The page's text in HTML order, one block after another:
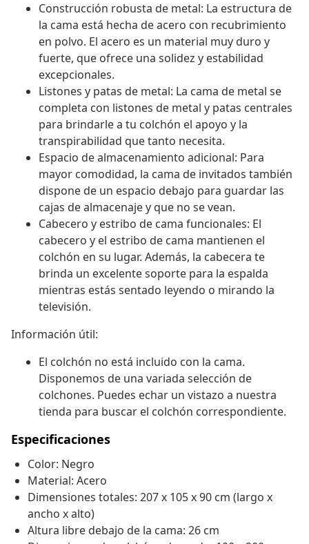
Construcción robusta de metal: La estructura de
la cama está hecha de acero con recubrimiento
en polvo. El acero es un material muy duro y
fuerte, que ofrece una solidez y estabilidad
excepcionales.
Listones y patas de metal: La cama de metal se
completa con listones de metal y patas centrales
para brindarle a tu colchón el apoyo y la
transpirabilidad que tanto necesita.
Espacio de almacenamiento adicional: Para
mayor comodidad, la cama de invitados también
dispone de un espacio debajo para guardar las
cajas de almacenaje y que no se vean.
Cabecero y estribo de cama funcionales: El
cabecero y el estribo de cama mantienen el
colchón en su lugar. Además, la cabecera te
brinda un excelente soporte para la espalda
mientras estás sentado leyendo o mirando la
televisión.
Información útil:
El colchón no está incluido con la cama.
Disponemos de una variada selección de
colchones. Puedes echar un vistazo a nuestra
tienda para buscar el colchón correspondiente.
Especificaciones
Color: Negro
Material: Acero
Dimensiones totales: 207 x 105 x 90 cm (largo x
ancho x alto)
Altura libre debajo de la cama: 26 cm